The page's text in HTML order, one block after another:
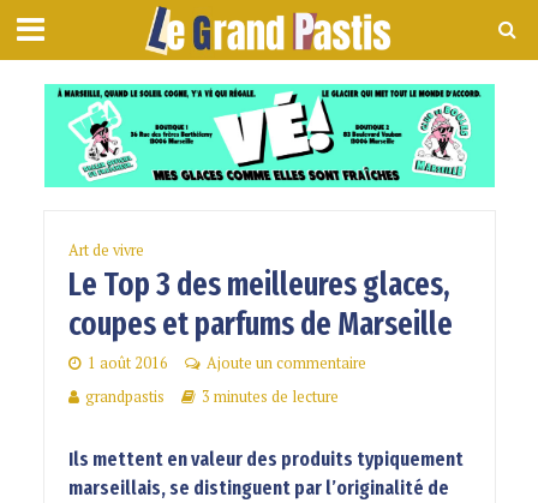
Art de vivre
Le Top 3 des meilleures glaces,
coupes et parfums de Marseille
1 août 2016
Ajoute un commentaire
grandpastis
3 minutes de lecture
Ils mettent en valeur des produits typiquement
marseillais, se distinguent par l’originalité de